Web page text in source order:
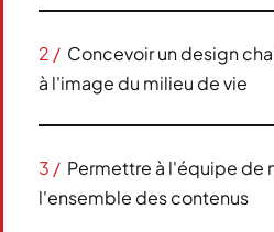
2 / Concevoir un design
à l'image du milieu de vie
3 / Permettre à l'équipe de
l'ensemble des contenus